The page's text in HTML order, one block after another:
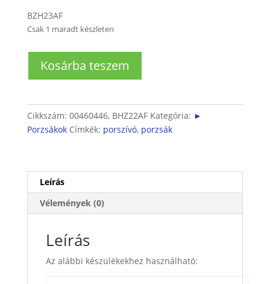
BZH23AF
Csak 1 maradt készleten
kézi
M
(8db+1filter)
Kosárba teszem
Cikkszám: 00460446, BHZ22AF Kategória: ►
Porzsákok Címkék: porszívó, porzsák
Leírás
Vélemények (0)
Leírás
Az alábbi készülékekhez használható: